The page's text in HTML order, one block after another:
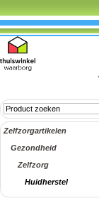
Zelfzorgartikelen
Gezondheid
Zelfzorg
Huidherstel